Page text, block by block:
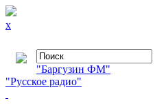
x
"Баргузин ФМ"
"Русское радио"